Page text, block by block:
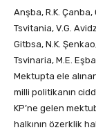
Anşba, R.K. Çanba,
Tsvitania, V.G.
Gitbsa, N.K.
Tsvinaria, M.E.
Mektupta ele
milli politikanın
KP’ne gelen
halkının özerklik